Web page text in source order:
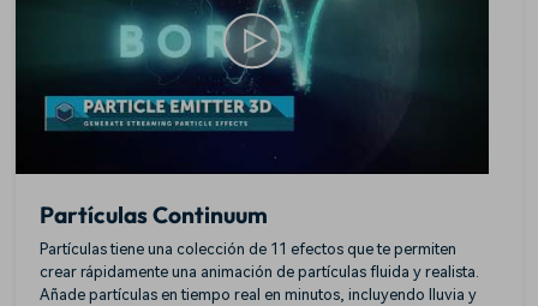
Partículas Continuum
Partículas tiene una colección de 11 efectos que te permiten
crear rápidamente una animación de partículas fluida y realista.
Añade partículas en tiempo real en minutos, incluyendo lluvia y